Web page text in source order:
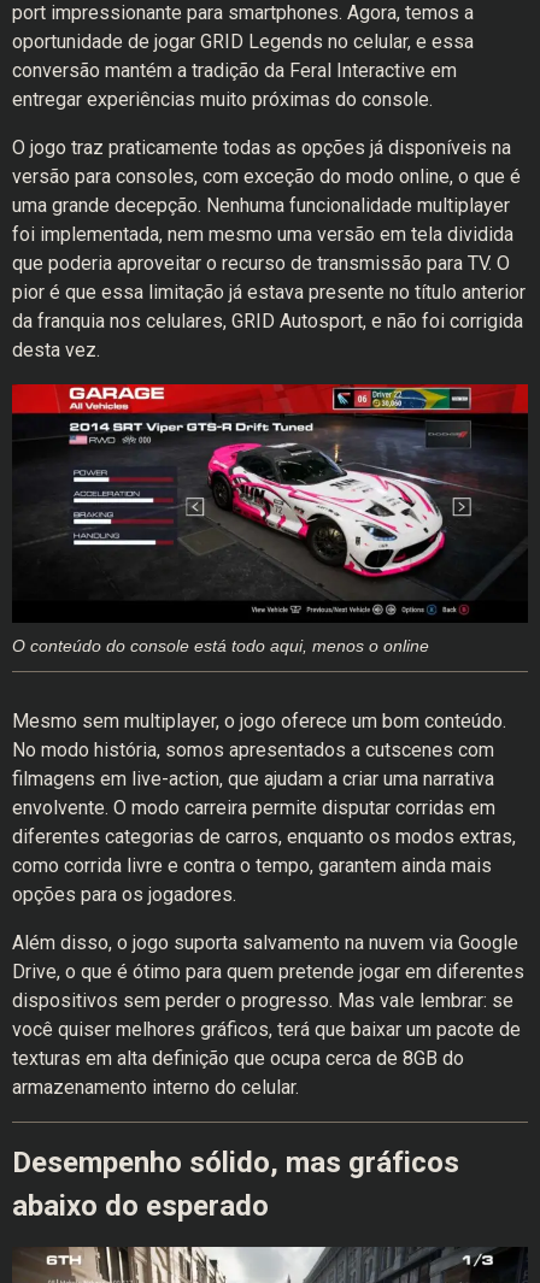
port impressionante para smartphones. Agora, temos a
oportunidade de jogar GRID Legends no celular, e essa
conversão mantém a tradição da Feral Interactive em
entregar experiências muito próximas do console.
O jogo traz praticamente todas as opções já disponíveis na
versão para consoles, com exceção do modo online, o que é
uma grande decepção. Nenhuma funcionalidade multiplayer
foi implementada, nem mesmo uma versão em tela dividida
que poderia aproveitar o recurso de transmissão para TV. O
pior é que essa limitação já estava presente no título anterior
da franquia nos celulares, GRID Autosport, e não foi corrigida
desta vez.
O conteúdo do console está todo aqui, menos o online
Mesmo sem multiplayer, o jogo oferece um bom conteúdo.
No modo história, somos apresentados a cutscenes com
filmagens em live-action, que ajudam a criar uma narrativa
envolvente. O modo carreira permite disputar corridas em
diferentes categorias de carros, enquanto os modos extras,
como corrida livre e contra o tempo, garantem ainda mais
opções para os jogadores.
Além disso, o jogo suporta salvamento na nuvem via Google
Drive, o que é ótimo para quem pretende jogar em diferentes
dispositivos sem perder o progresso. Mas vale lembrar: se
você quiser melhores gráficos, terá que baixar um pacote de
texturas em alta definição que ocupa cerca de 8GB do
armazenamento interno do celular.
Desempenho sólido, mas gráficos
abaixo do esperado